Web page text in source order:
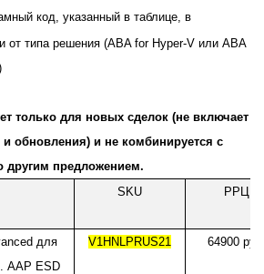
код, указанный в таблице, в
от типа решения (ABA for Hyper-V или ABA
только для новых сделок (не включает
обновления) и не комбинируется с
другим предложением.
SKU РРЦ
для
. AAP ESD
V1HNLPRUS21 64900